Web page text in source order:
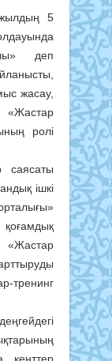
5
деп
жасау,
ролі
саясаты
ішкі
тренинг